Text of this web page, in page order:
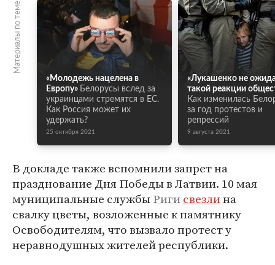
Материалы по теме
«Молодежь нацелена в
Европу» Белорусы вслед за
украинцами стремятся в ЕС.
Как Россия может их
удержать?
25 октября 2021
«Лукашенко не
такой реакции
Как изменилась
за год протестов и
репрессий
9 августа 2021
В докладе также вспомнили запрет на
празднование Дня Победы в Латвии. 10 мая
муниципальные службыРигисвезлина
свалку цветы, возложенные к памятнику
Освободителям, что вызвало протест у
неравнодушных жителей республики.